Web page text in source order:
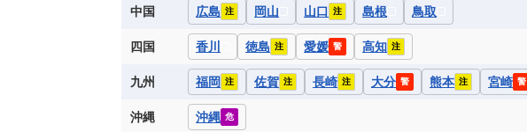
中国 広島 注 岡山 山口 注 島根 鳥取
四国 香川 徳島 注 愛媛 警 高知 注
九州 福岡 注 佐賀 注 長崎 注 大分 警 熊本 注 宮崎 警
沖縄 沖縄 危